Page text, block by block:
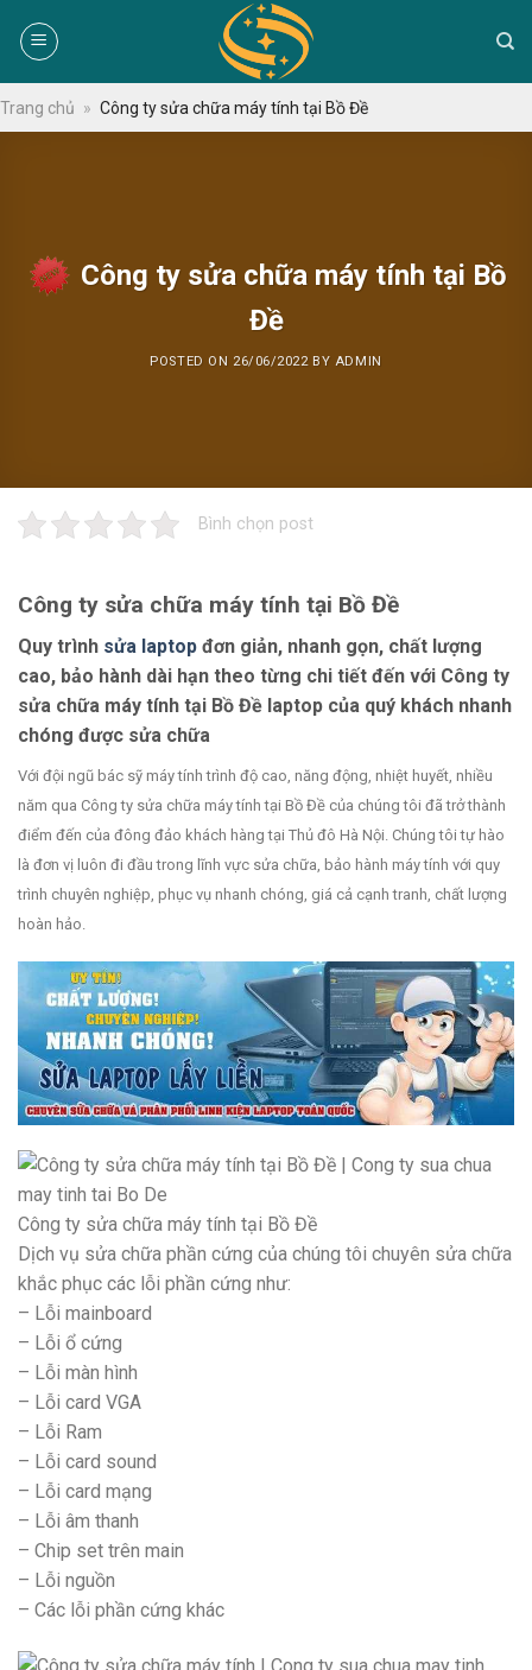
Trang chủ » Công ty sửa chữa máy tính tại Bồ Đề
Công ty sửa chữa máy tính tại Bồ
Đề
POSTED ON 26/06/2022 BY ADMIN
Bình chọn post
Công ty sửa chữa máy tính tại Bồ Đề
Quy trình sửa laptop đơn giản, nhanh gọn, chất lượng
cao, bảo hành dài hạn theo từng chi tiết đến với Công ty
sửa chữa máy tính tại Bồ Đề laptop của quý khách nhanh
chóng được sửa chữa
Với đội ngũ bác sỹ máy tính trình độ cao, năng động, nhiệt huyết, nhiều
năm qua Công ty sửa chữa máy tính tại Bồ Đề của chúng tôi đã trở thành
điểm đến của đông đảo khách hàng tại Thủ đô Hà Nội. Chúng tôi tự hào
là đơn vị luôn đi đầu trong lĩnh vực sửa chữa, bảo hành máy tính với quy
trình chuyên nghiệp, phục vụ nhanh chóng, giá cả cạnh tranh, chất lượng
hoàn hảo.
Công ty sửa chữa máy tính tại Bồ Đề
Dịch vụ sửa chữa phần cứng của chúng tôi chuyên sửa chữa
khắc phục các lỗi phần cứng như:
– Lỗi mainboard
– Lỗi ổ cứng
– Lỗi màn hình
– Lỗi card VGA
– Lỗi Ram
– Lỗi card sound
– Lỗi card mạng
– Lỗi âm thanh
– Chip set trên main
– Lỗi nguồn
– Các lỗi phần cứng khác